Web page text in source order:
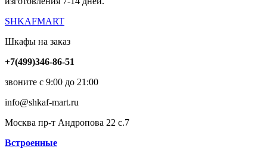
SHKAFMART
Шкафы на заказ
+7(499)346-86-51
звоните с 9:00 до 21:00
info@shkaf-mart.ru
Москва пр-т Андропова 22 с.7
Встроенные